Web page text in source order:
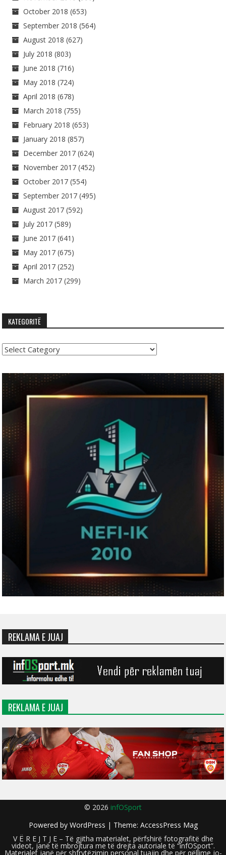
October 2018 (653)
September 2018 (564)
August 2018 (627)
July 2018 (803)
June 2018 (716)
May 2018 (724)
April 2018 (678)
March 2018 (755)
February 2018 (653)
January 2018 (857)
December 2017 (624)
November 2017 (452)
October 2017 (554)
September 2017 (495)
August 2017 (592)
July 2017 (589)
June 2017 (641)
May 2017 (675)
April 2017 (252)
March 2017 (299)
KATEGORITË
Kategoritë
REKLAMA E JUAJ
REKLAMA E JUAJ
© 2026 infOSport
Powered by WordPress | Theme: AccessPress Mag
V Ë R E J T J E – Të gjitha materialet, përfshirë fotografitë dhe
videot, janë të mbrojtura me të drejta autoriale të “infOSport”.
Materialet janë për shfrytëzimin personal tuajin dhe për qëllime jo-